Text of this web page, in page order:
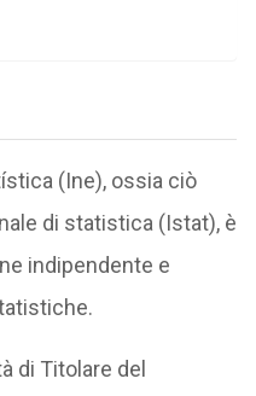
(Ine), ossia ciò
di statistica (Istat), è
indipendente e
di Titolare del